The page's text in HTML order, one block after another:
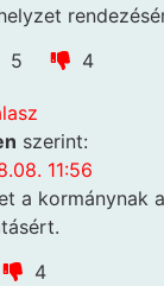
5
4
szerint:
11:56
a kormánynak
4